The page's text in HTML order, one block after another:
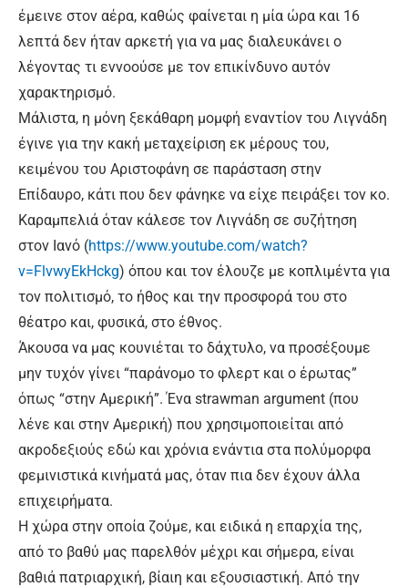
έμεινε στον αέρα, καθώς φαίνεται η μία ώρα και 16
λεπτά δεν ήταν αρκετή για να μας διαλευκάνει ο
λέγοντας τι εννοούσε με τον επικίνδυνο αυτόν
χαρακτηρισμό.
Μάλιστα, η μόνη ξεκάθαρη μομφή εναντίον του Λιγνάδη
έγινε για την κακή μεταχείριση εκ μέρους του,
κειμένου του Αριστοφάνη σε παράσταση στην
Επίδαυρο, κάτι που δεν φάνηκε να είχε πειράξει τον κο.
Καραμπελιά όταν κάλεσε τον Λιγνάδη σε συζήτηση
στον Ιανό (https://www.youtube.com/watch?
v=FlvwyEkHckg) όπου και τον έλουζε με κοπλιμέντα για
τον πολιτισμό, το ήθος και την προσφορά του στο
θέατρο και, φυσικά, στο έθνος.
Άκουσα να μας κουνιέται το δάχτυλο, να προσέξουμε
μην τυχόν γίνει “παράνομο το φλερτ και ο έρωτας”
όπως “στην Αμερική”. Ένα strawman argument (που
λένε και στην Αμερική) που χρησιμοποιείται από
ακροδεξιούς εδώ και χρόνια ενάντια στα πολύμορφα
φεμινιστικά κινήματά μας, όταν πια δεν έχουν άλλα
επιχειρήματα.
Η χώρα στην οποία ζούμε, και ειδικά η επαρχία της,
από το βαθύ μας παρελθόν μέχρι και σήμερα, είναι
βαθιά πατριαρχική, βίαιη και εξουσιαστική. Από την